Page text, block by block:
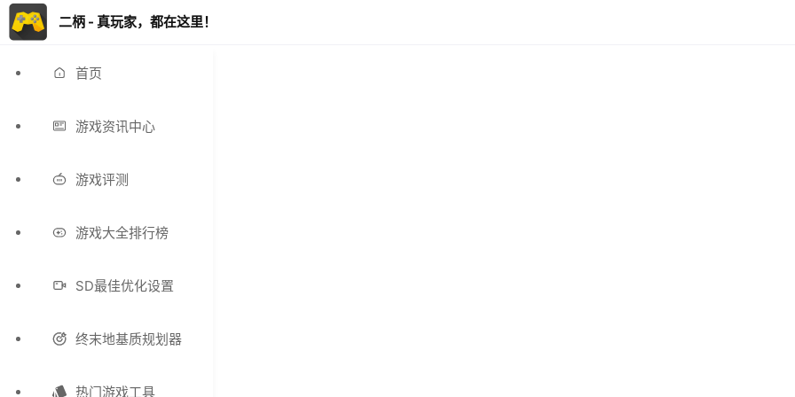
二柄 - 真玩家，都在这里！
首页
游戏资讯中心
游戏评测
游戏大全排行榜
SD最佳优化设置
终末地基质规划器
热门游戏工具